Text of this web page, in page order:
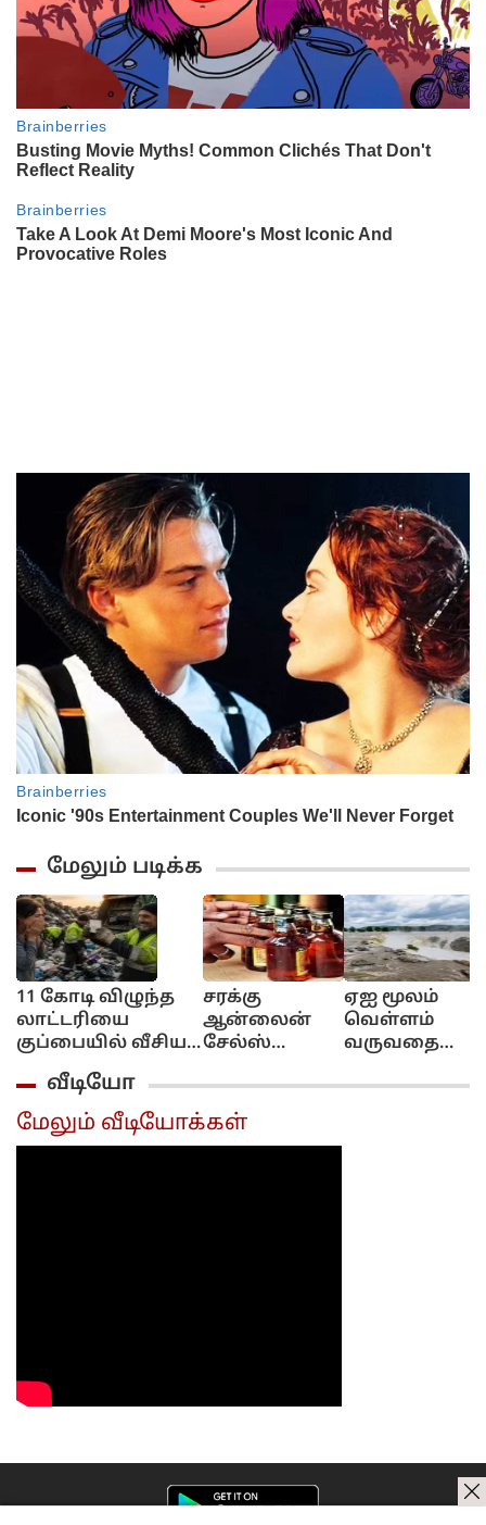
மேலும் படிக்க
11 கோடி விழுந்த
லாட்டரியை
குப்பையில் வீசிய
பெண்!..
அவசரப்பட்டீங்களே
ஆண்ட்டி!...
சரக்கு
ஆன்லைன்
சேல்ஸ்
புக்கிங்
மட்டும்தான்!..
அமைச்சர்
ஏஐ மூலம்
வெள்ளம்
வருவதை
வீடியோ
மேலும் வீடியோக்கள்